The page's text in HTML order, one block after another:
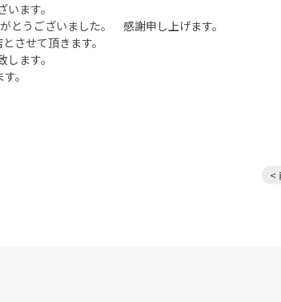
ます。
とうございました。 感謝申し上げます。
させて頂きます。
ます。
。
<